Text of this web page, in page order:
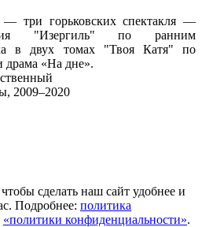
три горьковских спектакля —
"Изергиль" по ранним
в двух томах "Твоя Катя" по
драма «На дне».
2009–2020
сделать наш сайт удобнее и
Подробнее: политика
«политики конфиденциальности».